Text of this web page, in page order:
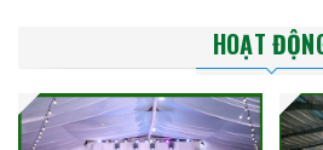
HOẠT